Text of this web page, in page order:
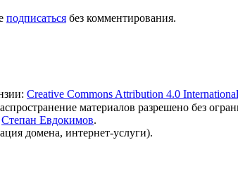
подписаться без комментирования.
Creative Commons Attribution 4.0 International
материалов разрешено без
Степан Евдокимов.
домена, интернет-услуги).